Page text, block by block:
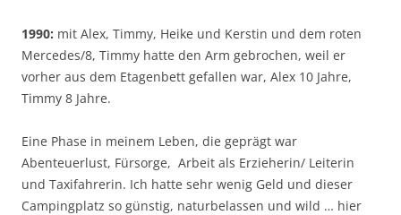
1990: mit Alex, Timmy, Heike und Kerstin und dem roten
Mercedes/8, Timmy hatte den Arm gebrochen, weil er
vorher aus dem Etagenbett gefallen war, Alex 10 Jahre,
Timmy 8 Jahre.
Eine Phase in meinem Leben, die geprägt war
Abenteuerlust, Fürsorge, Arbeit als Erzieherin/ Leiterin
und Taxifahrerin. Ich hatte sehr wenig Geld und dieser
Campingplatz so günstig, naturbelassen und wild … hier